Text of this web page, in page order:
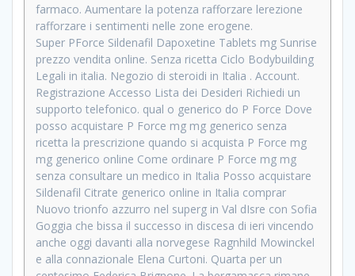
farmaco. Aumentare la potenza rafforzare lerezione
rafforzare i sentimenti nelle zone erogene.
Super PForce Sildenafil Dapoxetine Tablets mg Sunrise
prezzo vendita online. Senza ricetta Ciclo Bodybuilding
Legali in italia. Negozio di steroidi in Italia . Account.
Registrazione Accesso Lista dei Desideri Richiedi un
supporto telefonico. qual o generico do P Force Dove
posso acquistare P Force mg mg generico senza
ricetta la prescrizione quando si acquista P Force mg
mg generico online Come ordinare P Force mg mg
senza consultare un medico in Italia Posso acquistare
Sildenafil Citrate generico online in Italia comprar
Nuovo trionfo azzurro nel superg in Val dIsre con Sofia
Goggia che bissa il successo in discesa di ieri vincendo
anche oggi davanti alla norvegese Ragnhild Mowinckel
e alla connazionale Elena Curtoni. Quarta per un